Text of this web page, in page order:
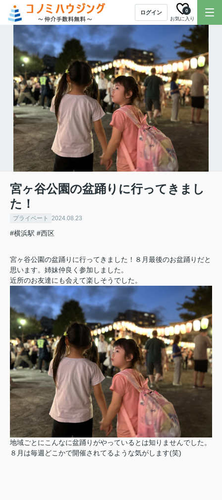
ログイン
お気に入り
0
宮ヶ谷公園の盆踊りに行ってきまし
た！
プライベート 2024.08.23
#横浜駅 #西区
宮ヶ谷公園の盆踊りに行ってきました！８月最後のお盆踊りだと
思います。姉妹仲良く参加しました。
近所のお友達にも会えて楽しそうでした。
地域ごとにこんなに盆踊りがやっているとは知りませんでした。
８月は毎週どこかで開催されてるような気がします(笑)